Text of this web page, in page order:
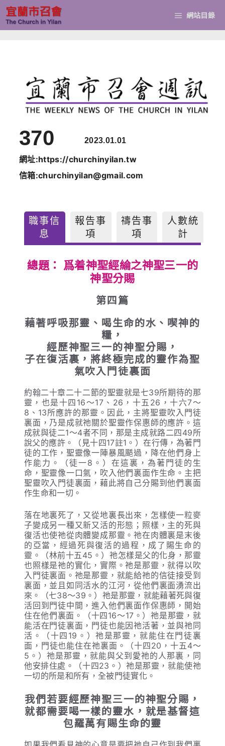
跳
至
網站目錄
370 2023.01.01
網址:https://churchinyilan.tw
信箱:churchinyilan@gmail.com
職事信
息
報告事
項
禱告事
項
人數統
計
總題： 爲着神聖經綸之神聖三一的
神聖分賜
第四篇
藉著呼吸那靈、喝生命的水、喫神的
糧，
經歷神聖三一的神聖分賜，
子在復活裏，將終極完成的靈作為聖
氣吹入門徒裏面
約翰二十章二十二節的聖靈就是七39所期待的那
靈，也是十四16～17、26，十五26，十六7～
8、13所應許的那靈。因此，主將聖靈吹入門徒
裏面，乃是成就祂關於聖靈作保惠師的應許。這
成就與徒二1～4者不同，那是主成就路二四49所
說父的應許。（見十四17註1。）在行傳，為著門
徒的工作，聖靈像一陣暴風颳過，降在他們身上
作能力。（徒一8。）在這裏，為著門徒的生
命，聖靈像一口氣，吹入他們裏面作生命。主把
聖靈吹入門徒裏面，藉此將自己分賜到他們裏面
作生命和一切。
落在地裏死了，又從地裏長出來，怎樣使一粒麥
子變成另一種又新又活的形態；照樣，主的死與
復活也使祂從肉體變成那靈。祂在肉體裏是末後
的亞當，經過死與復活的過程，成了賜生命的
靈。（林前十五45。）祂怎樣是父的化身，那靈
也照樣是祂的實化，實際。祂是那靈，就得以吹
入門徒裏面。祂是那靈，就能給祂的信徒接受到
裏面，並且如同活水的江河，從他們裏面湧流出
來。（七38～39。）祂是那靈，就能藉著死與復
活回到門徒中間，進入他們裏面作保惠師，開始
住在他們裏面。（十四16～17。）祂是那靈，就
能活在門徒裏面，門徒也能因祂活著，並與祂同
活。（十四19。）祂是那靈，就能住在門徒裏
面，門徒也能住在祂裏面。（十四20，十五4～
5。）祂是那靈，就能與父到愛祂的人那裏，同
他安排住處。（十四23。）祂是那靈，就能使祂
一切的所是和所有，全被門徒實化。
我們若要經歷神聖三一的神聖分賜，
就都需要喝一樣的靈水，就是基督這
包羅萬有賜生命的靈